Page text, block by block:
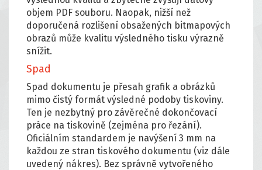
objem PDF souboru. Naopak, nižší než
doporučená rozlišení obsažených bitmapových
obrazů může kvalitu výsledného tisku výrazně
snížit.
Spad
Spad dokumentu je přesah grafik a obrázků
mimo čistý formát výsledné podoby tiskoviny.
Ten je nezbytný pro závěrečné dokončovací
práce na tiskovině (zejména pro řezání).
Oficiálním standardem je navýšení 3 mm na
každou ze stran tiskového dokumentu (viz dále
uvedený nákres). Bez správně vytvořeného